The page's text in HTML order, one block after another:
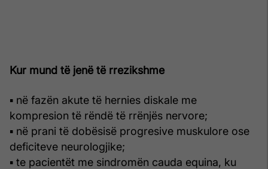
Kur mund të jenë të rrezikshme
▪ në fazën akute të hernies diskale me
kompresion të rëndë të rrënjës nervore;
▪ në prani të dobësisë progresive muskulore ose
deficiteve neurologjike;
▪ te pacientët me sindromën cauda equina, ku